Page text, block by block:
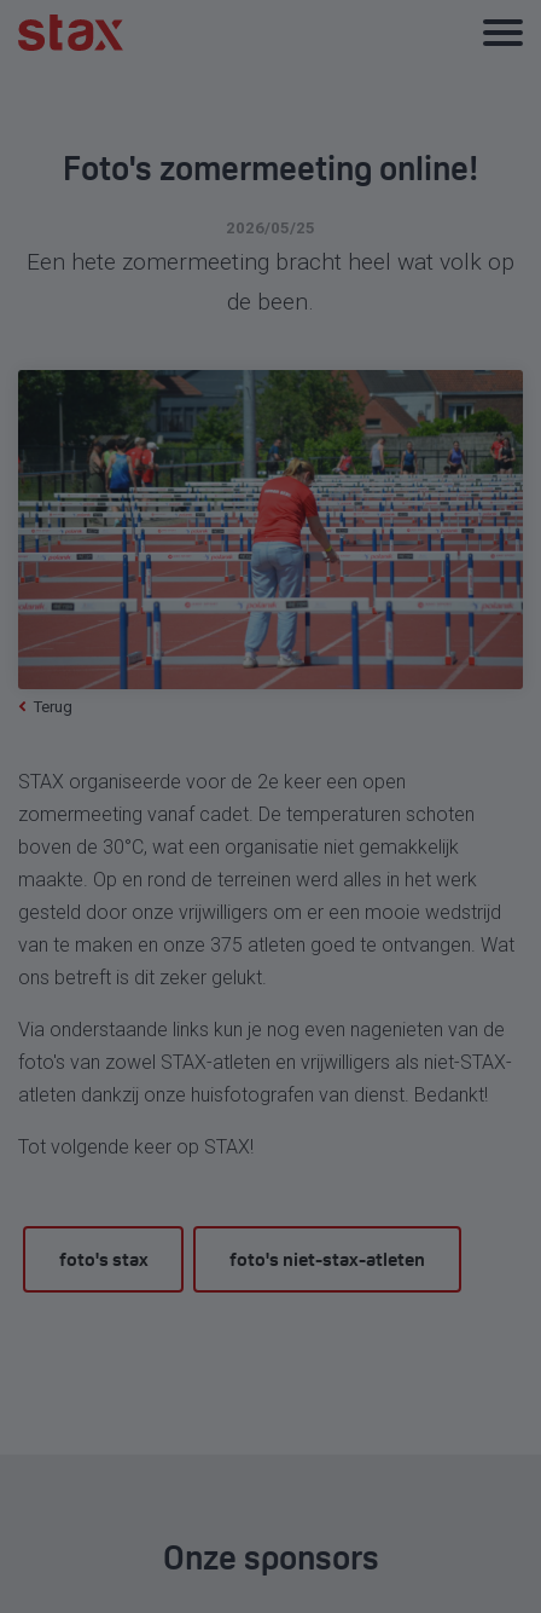
Foto's zomermeeting online!
2026/05/25
Een hete zomermeeting bracht heel wat volk op
de been.
Terug
STAX organiseerde voor de 2e keer een open
zomermeeting vanaf cadet. De temperaturen schoten
boven de 30°C, wat een organisatie niet gemakkelijk
maakte. Op en rond de terreinen werd alles in het werk
gesteld door onze vrijwilligers om er een mooie wedstrijd
van te maken en onze 375 atleten goed te ontvangen. Wat
ons betreft is dit zeker gelukt.
Via onderstaande links kun je nog even nagenieten van de
foto's van zowel STAX-atleten en vrijwilligers als niet-STAX-
atleten dankzij onze huisfotografen van dienst. Bedankt!
Tot volgende keer op STAX!
foto's stax foto's niet-stax-atleten
Onze sponsors